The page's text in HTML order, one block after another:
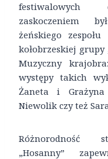
festiwalowych
zaskoczeniem
żeńskiego
kołobrzeskiej grupy
Muzyczny
występy takich
Żaneta i Grażyna
Niewolik czy też
Różnorodność
„Hosanny”